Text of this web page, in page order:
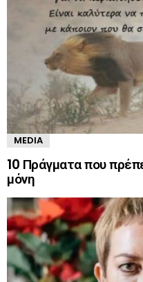
MEDIA
10 Πράγματα που
μόνη